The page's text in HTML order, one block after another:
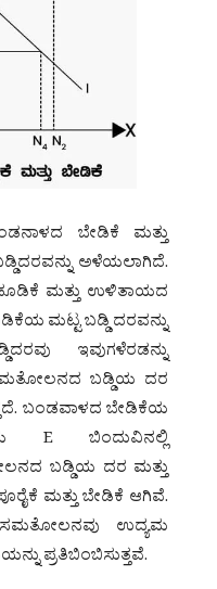
ಬೇಡಿಕೆ ಮತ್ತು
ಅಳೆಯಲಾಗಿದೆ.
ಹೂಡಿಕೆ ಮತ್ತು ಉಳಿತಾಯದ
ಮಟ್ಟ ಬಡ್ಡಿ ದರವನ್ನು
ಇವುಗಳೆರಡನ್ನು
ಬಡ್ಡಿಯ ದರ
ಬಂಡವಾಳದ ಬೇಡಿಕೆಯ
E ಬಿಂದುವಿನಲ್ಲಿ
ಬಡ್ಡಿಯ ದರ ಮತ್ತು
ಮತ್ತು ಬೇಡಿಕೆ ಆಗಿವೆ.
ಉದ್ಯಮ
ಪ್ರತಿಬಿಂಬಿಸುತ್ತವೆ.